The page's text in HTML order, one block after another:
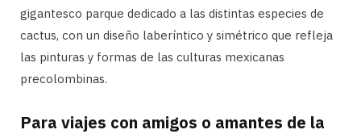
gigantesco parque dedicado a las distintas especies de
cactus, con un diseño laberíntico y simétrico que refleja
las pinturas y formas de las culturas mexicanas
precolombinas.
Para viajes con amigos o amantes de la